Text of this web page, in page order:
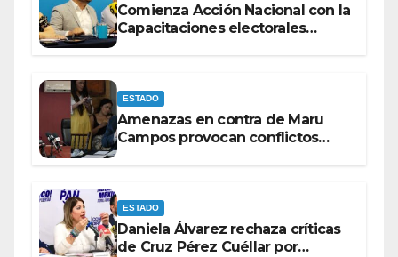
Comienza Acción Nacional con la
Capacitaciones electorales
ESTADO
Amenazas en contra de Maru
Campos provocan conflictos
ESTADO
Daniela Álvarez rechaza críticas
de Cruz Pérez Cuéllar por